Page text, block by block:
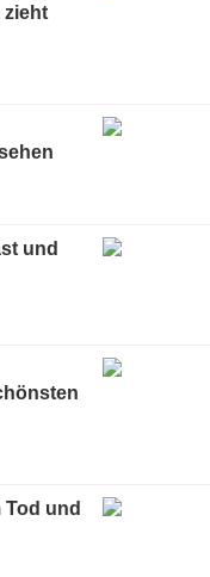
zieht
und
und